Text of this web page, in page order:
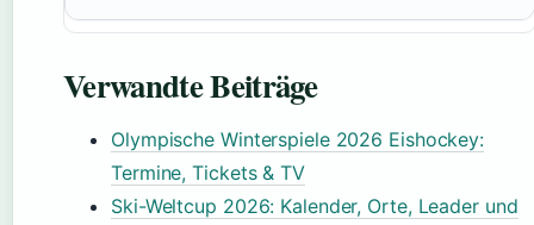
Verwandte Beiträge
Olympische Winterspiele 2026 Eishockey:
Termine, Tickets & TV
Ski-Weltcup 2026: Kalender, Orte, Leader und